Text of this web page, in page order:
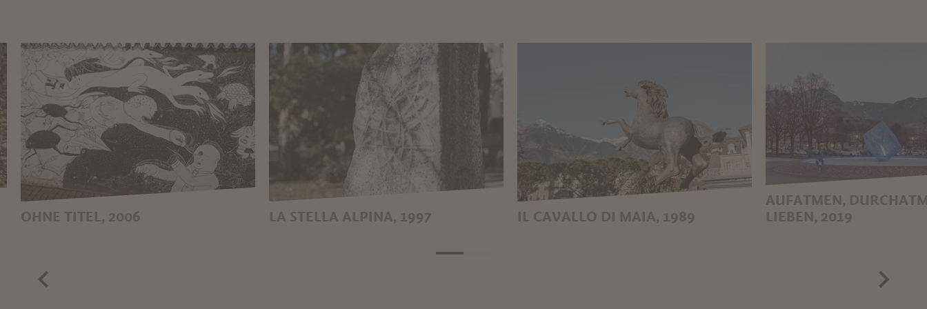
OHNE TITEL, 2006
LA STELLA ALPINA, 1997
IL CAVALLO DI MAIA, 1989
AUFATMEN,
LIEBEN, 2019